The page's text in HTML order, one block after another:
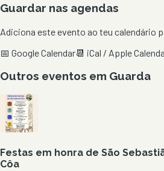
Guardar nas agendas
Adiciona este evento ao teu calendário
📅 Google Calendar📆 iCal / Apple
Outros eventos em Guarda
Festas em honra de São
Côa